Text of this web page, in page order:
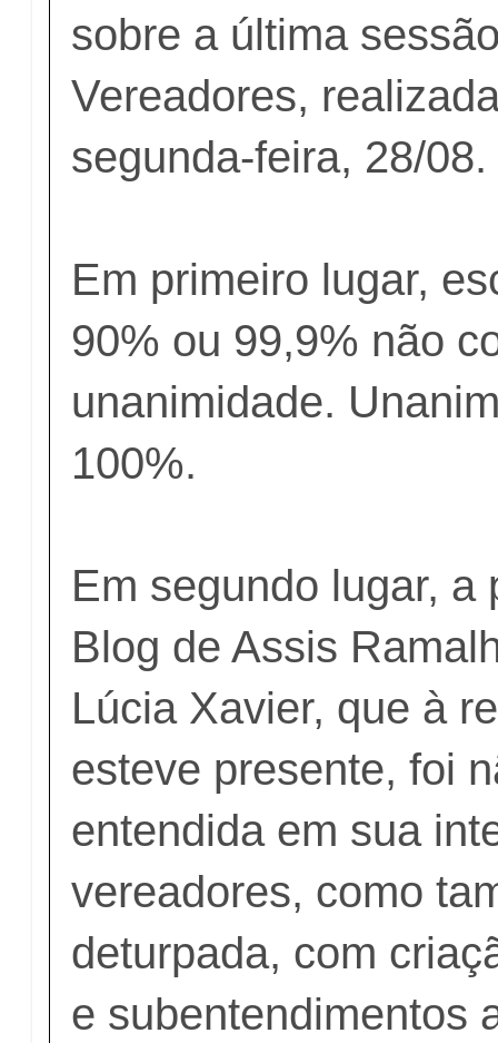
sobre a última
Vereadores,
segunda-feira, 28/08.
Em primeiro lugar,
90% ou 99,9% não
unanimidade.
100%.
Em segundo lugar, a
Blog de Assis
Lúcia Xavier, que à
esteve presente, foi
entendida em sua
vereadores, como
deturpada, com
e subentendimentos